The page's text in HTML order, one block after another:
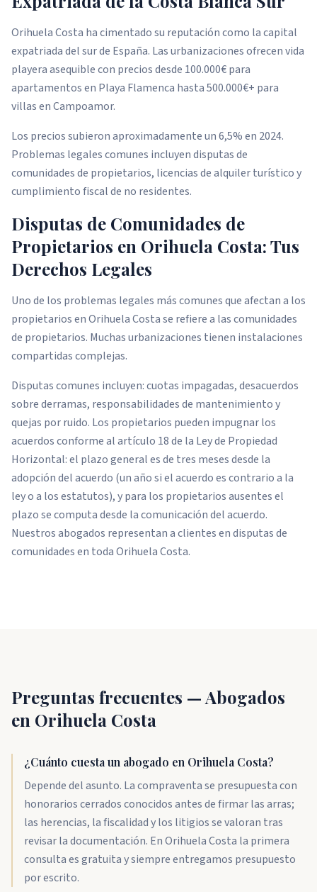
Orihuela Costa ha cimentado su reputación como la capital
expatriada del sur de España. Las urbanizaciones ofrecen vida
playera asequible con precios desde 100.000€ para
apartamentos en Playa Flamenca hasta 500.000€+ para
villas en Campoamor.
Los precios subieron aproximadamente un 6,5% en 2024.
Problemas legales comunes incluyen disputas de
comunidades de propietarios, licencias de alquiler turístico y
cumplimiento fiscal de no residentes.
Disputas de Comunidades de
Propietarios en Orihuela Costa: Tus
Derechos Legales
Uno de los problemas legales más comunes que afectan a los
propietarios en Orihuela Costa se refiere a las comunidades
de propietarios. Muchas urbanizaciones tienen instalaciones
compartidas complejas.
Disputas comunes incluyen: cuotas impagadas, desacuerdos
sobre derramas, responsabilidades de mantenimiento y
quejas por ruido. Los propietarios pueden impugnar los
acuerdos conforme al artículo 18 de la Ley de Propiedad
Horizontal: el plazo general es de tres meses desde la
adopción del acuerdo (un año si el acuerdo es contrario a la
ley o a los estatutos), y para los propietarios ausentes el
plazo se computa desde la comunicación del acuerdo.
Nuestros abogados representan a clientes en disputas de
comunidades en toda Orihuela Costa.
Preguntas frecuentes — Abogados
en Orihuela Costa
¿Cuánto cuesta un abogado en Orihuela Costa?
Depende del asunto. La compraventa se presupuesta con
honorarios cerrados conocidos antes de firmar las arras;
las herencias, la fiscalidad y los litigios se valoran tras
revisar la documentación. En Orihuela Costa la primera
consulta es gratuita y siempre entregamos presupuesto
por escrito.